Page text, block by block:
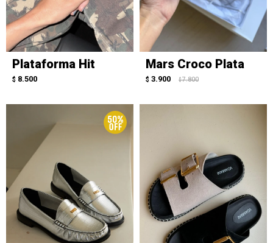
Plataforma Hit
$ 8.500
Mars Croco Plata
$ 3.900 $ 7.800